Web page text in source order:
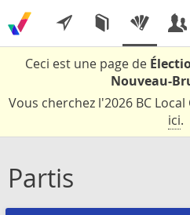
Ceci est une page de
Nouveau-
Vous cherchez l'2026 BC
ici.
Partis